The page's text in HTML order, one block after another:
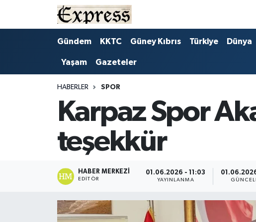
Gündem KKTC Güney Kıbrıs Türkiye Dünya
Yaşam Gazeteler
HABERLER SPOR
Karpaz Spor
teşekkür
HABER MERKEZI
EDITÖR
01.06.2026 - 11:03
YAYINLANMA
ALAYKÖY
ALSANCAK
ÇATALKÖY
ENGLISH
Hava Durumu
Trafik Durumu
Süper Lig Puan Durumu ve Fikstür
Tüm Manşetler
Son Dakika Haberleri